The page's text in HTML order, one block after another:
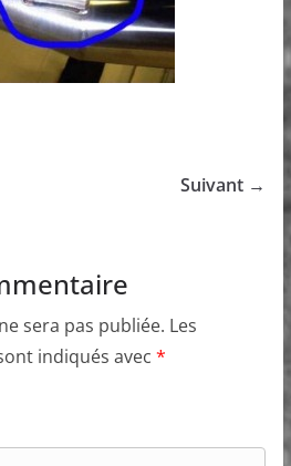
Suivant →
sera pas publiée. Les
indiqués avec *